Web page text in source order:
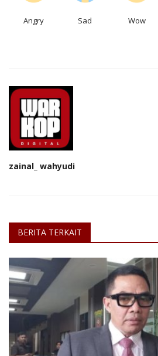
Angry Sad Wow
zainal_ wahyudi
BERITA TERKAIT